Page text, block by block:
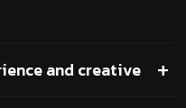
and creative